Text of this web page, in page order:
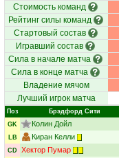
Стоимость команд
Рейтинг силы команд
Стартовый состав
Игравший состав
Сила в начале матча
Сила в конце матча
Владение мячом
Лучший игрок матча
Поз Брэдфорд Сити
GK
Колин Дойл
LB
Киран Келли
CD Хектор Пумар